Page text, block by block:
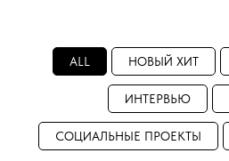
ALL НОВЫЙ ХИТ
ИНТЕРВЬЮ
СОЦИАЛЬНЫЕ ПРОЕКТЫ